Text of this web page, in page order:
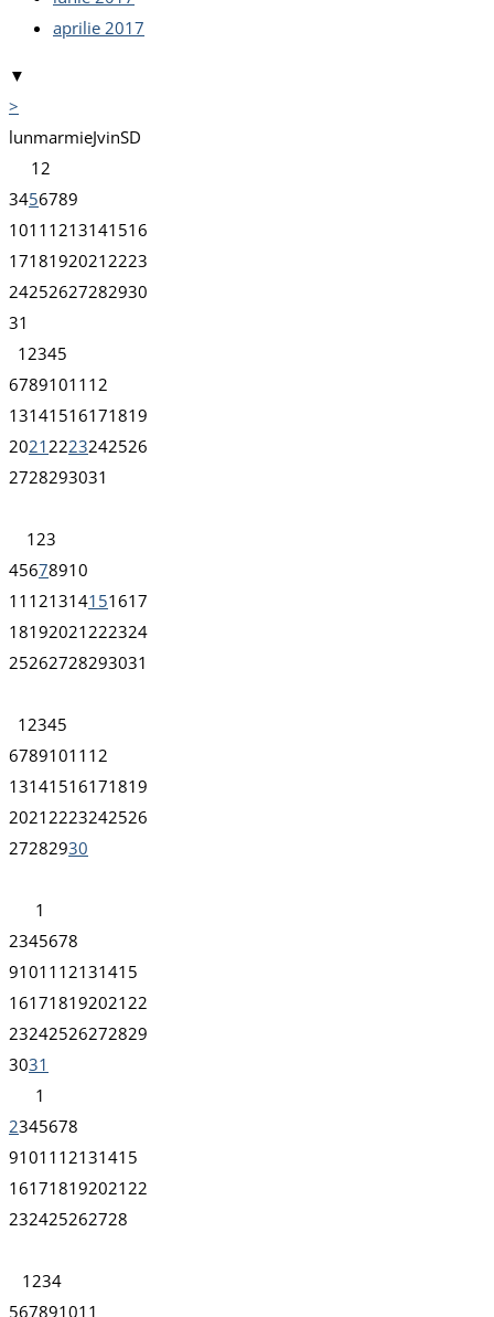
aprilie 2017
▼
>
lunmarmieJvinSD
1 2
3456789
1011 1213141516
1718192021 2223
24252627282930
31
1 2345
67891011 12
13141516171819
2021 2223242526
2728293031
1 23
45678910
11 121314151617
18192021 222324
25262728293031
1 2345
67891011 12
13141516171819
2021 2223242526
27282930
1
2345678
91011 12131415
161718192021 22
23242526272829
3031
1
2345678
91011 12131415
161718192021 22
232425262728
1 234
567891011